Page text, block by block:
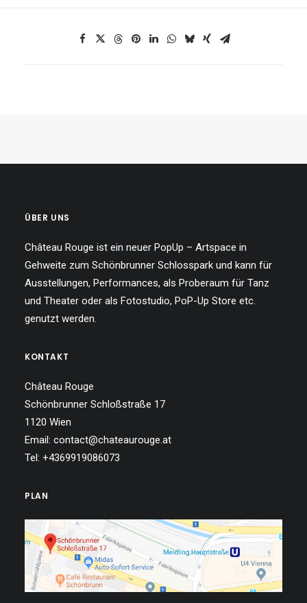
ÜBER UNS
Château Rouge ist ein neuer PopUp – Artspace in
Gehweite zum Schönbrunner Schlosspark und kann für
Ausstellungen, Performances, als Proberaum für Tanz
und Theater oder als Fotostudio, PoP-Up Store etc.
genutzt werden.
KONTAKT
Château Rouge
Schönbrunner Schloßstraße 17
1120 Wien
Email: contact@chateaurouge.at
Tel: +4369919086073
PLAN